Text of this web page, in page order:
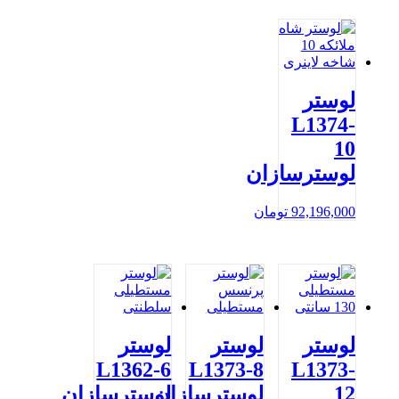
لوستر
L1374-
10
لوسترسازان
92,196,000 تومان
لوستر
L1373-
12
لوستر
L1373-8
لوستر
L1362-6